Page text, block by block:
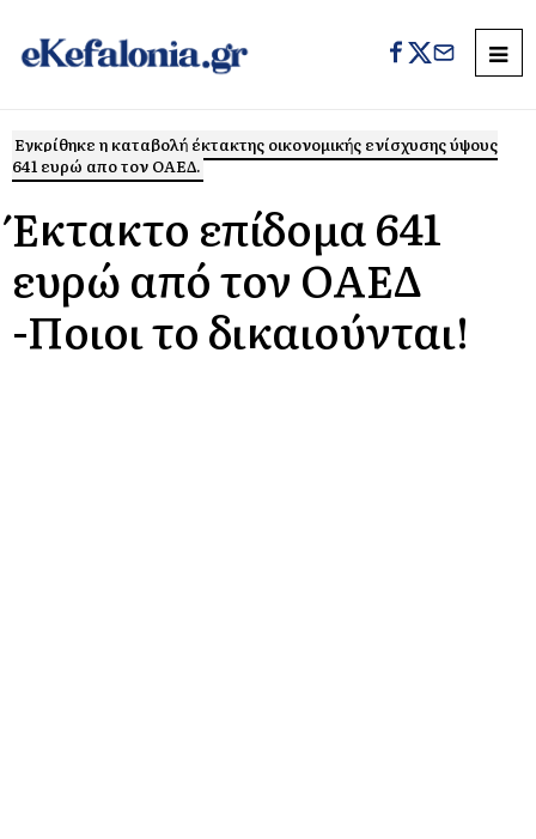
Εγκρίθηκε η καταβολή έκτακτης οικονομικής ενίσχυσης ύψους
641 ευρώ απο τον ΟΑΕΔ.
Έκτακτο επίδομα 641
ευρώ από τον ΟΑΕΔ
-Ποιοι το δικαιούνται!